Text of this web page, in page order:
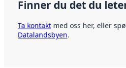
Finner du det du
Ta kontakt med oss her, eller
Datalandsbyen.